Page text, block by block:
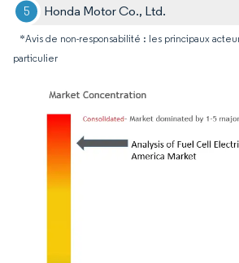
Honda Motor Co., Ltd.
*Avis de non-responsabilité : les principaux
particulier